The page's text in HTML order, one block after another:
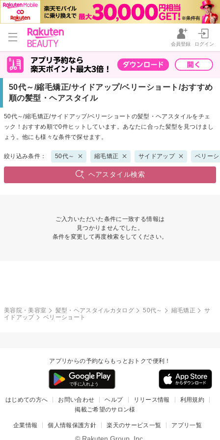
会員登録 ログイン
50代～/縮毛矯正/サイドアップ/ベリーショート/おすすめ
順の髪型・ヘアスタイル
50代～/縮毛矯正/サイドアップ/ベリーショートの髪型・ヘアスタイルをチェ
ック！おすすめ順で0件ヒットしています。あなたに合った髪型を見つけまし
ょう。他にも様々な条件で探せます。
絞り込み条件： 50代～ 縮毛矯正 サイドアップ ベリー
ヘアスタイル検索
ご入力いただいた条件に一致する情報は
見つかりませんでした。
条件を変更して再度検索をしてください。
美容院・美容室 髪型・ヘアスタイルカタログ 50代～ 縮毛矯正
サ
イドアップ
ベリーショート
アプリからの予約ならもっとおトクで便利！
はじめての方へ お問い合わせ ヘルプ リリース情報
利用規約
掲載ご希望のサロン様
企業情報 個人情報保護方針 楽天のサービス一覧 アプリ一覧